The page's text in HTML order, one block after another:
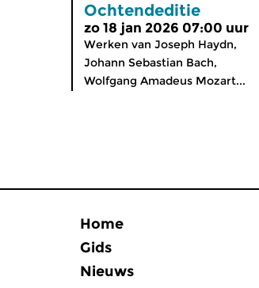
Ochtendeditie
zo 18 jan 2026 07:00 uur
Werken van Joseph Haydn,
Johann Sebastian Bach,
Wolfgang Amadeus Mozart...
Home
Gids
Nieuws